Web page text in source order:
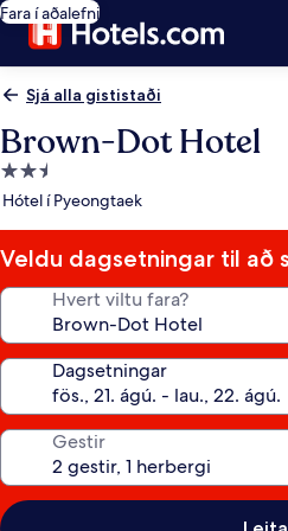
Fara í aðalefni
Sjá alla gististaði
Brown-Dot Hotel
2.5
stjörnu
Hótel í Pyeongtaek
Veldu dagsetningar til að
Hvert viltu fara?
Dagsetningar
Gestir